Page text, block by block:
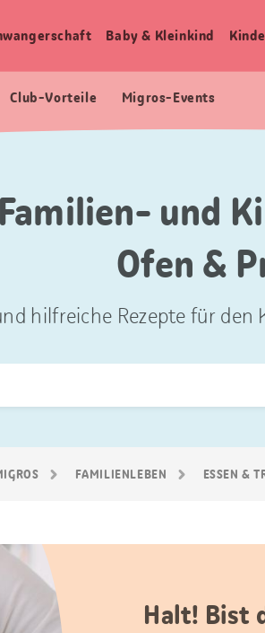
Baby & Kleinkind
Club-Vorteile Migros-Events
und
Ofen &
hilfreiche Rezepte für
FAMILIEN­LEBEN ESSEN &
Halt! Bist